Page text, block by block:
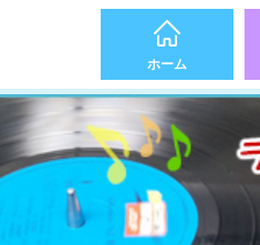
ホーム